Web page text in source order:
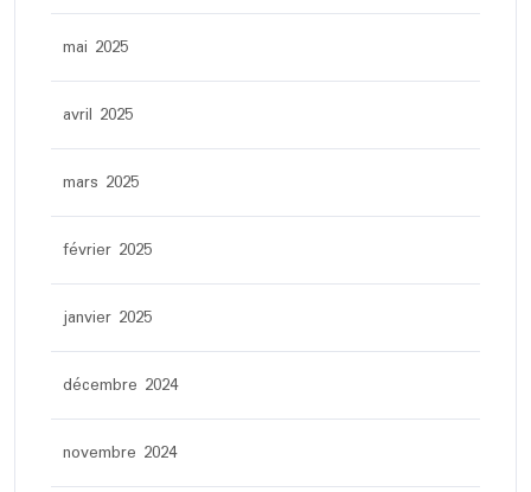
mai 2025
avril 2025
mars 2025
février 2025
janvier 2025
décembre 2024
novembre 2024